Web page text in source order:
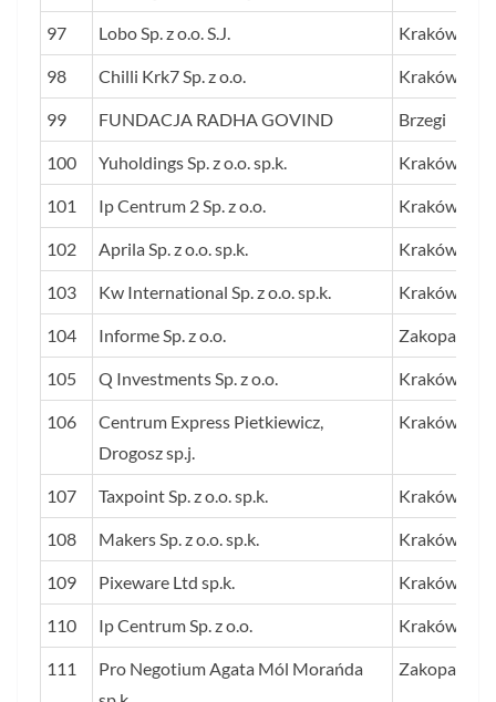
97 Lobo Sp. z o.o. S.J. Kraków
98 Chilli Krk7 Sp. z o.o. Kraków
99 FUNDACJA RADHA GOVIND Brzegi
100 Yuholdings Sp. z o.o. sp.k. Kraków
101 Ip Centrum 2 Sp. z o.o. Kraków
102 Aprila Sp. z o.o. sp.k. Kraków
103 Kw International Sp. z o.o. sp.k. Kraków
104 Informe Sp. z o.o. Zakopane
105 Q Investments Sp. z o.o. Kraków
106
Centrum Express Pietkiewicz,
Drogosz sp.j.
Kraków
107 Taxpoint Sp. z o.o. sp.k. Kraków
108 Makers Sp. z o.o. sp.k. Kraków
109 Pixeware Ltd sp.k. Kraków
110 Ip Centrum Sp. z o.o. Kraków
111
Pro Negotium Agata Mól Morańda
Zakopane